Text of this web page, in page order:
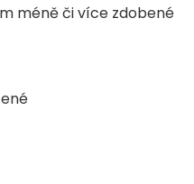
méněčivíce zdobené